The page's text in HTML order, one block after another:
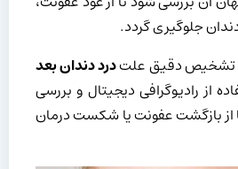
جلوگیری گردد.
تشخیص دقیق علتدرد دندان بعد
از رادیوگرافی دیجیتال و بررسی
از بازگشت عفونت یا شکست درمان